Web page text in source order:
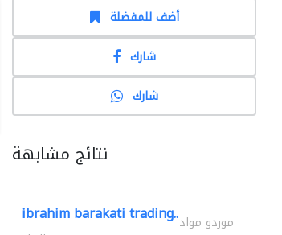
أضف للمفضلة
شارك
شارك
نتائج مشابهة
ibrahim barakati trading..موردو مواد